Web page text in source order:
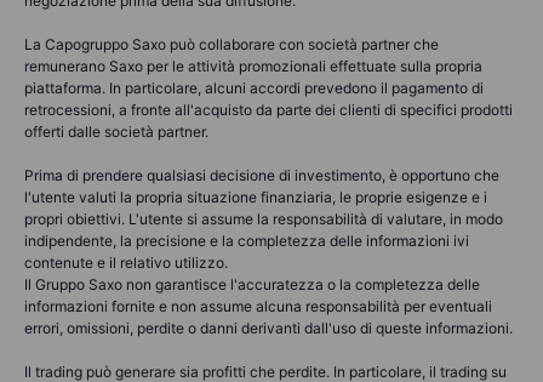
La Capogruppo Saxo può collaborare con società partner che
remunerano Saxo per le attività promozionali effettuate sulla propria
piattaforma. In particolare, alcuni accordi prevedono il pagamento di
retrocessioni, a fronte all'acquisto da parte dei clienti di specifici prodotti
offerti dalle società partner.
Prima di prendere qualsiasi decisione di investimento, è opportuno che
l'utente valuti la propria situazione finanziaria, le proprie esigenze e i
propri obiettivi. L'utente si assume la responsabilità di valutare, in modo
indipendente, la precisione e la completezza delle informazioni ivi
contenute e il relativo utilizzo.
Il Gruppo Saxo non garantisce l'accuratezza o la completezza delle
informazioni fornite e non assume alcuna responsabilità per eventuali
errori, omissioni, perdite o danni derivanti dall'uso di queste informazioni.
Il trading può generare sia profitti che perdite. In particolare, il trading su